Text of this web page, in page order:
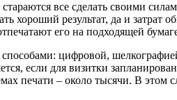
все сделать своими
хороший результат, да и затрат
его на подходящей
способами: цифровой,
если для визитки
печати – около тысячи. В этом